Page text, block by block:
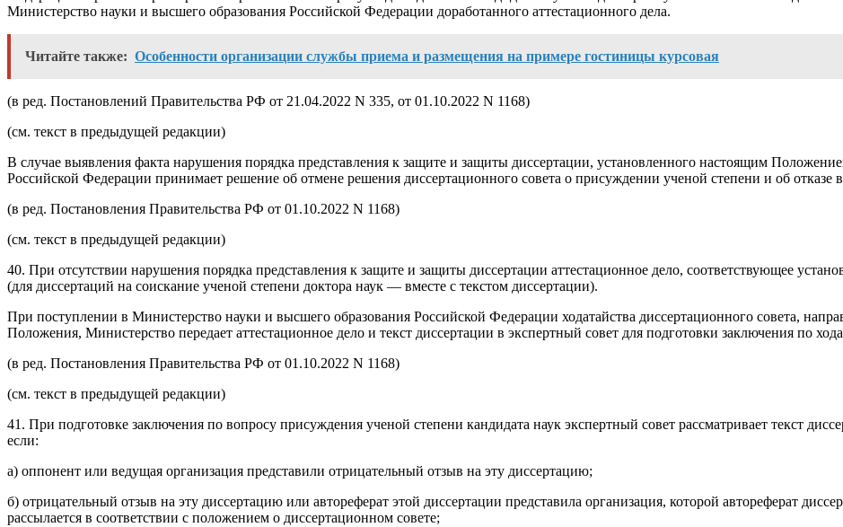
Министерство науки и высшего образования Российской Федерации доработанного аттестационного дела.
Читайте также: Особенности организации службы приема и размещения на примере гостиницы курсовая
(в ред. Постановлений Правительства РФ от 21.04.2022 N 335, от 01.10.2022 N 1168)
(см. текст в предыдущей редакции)
В случае выявления факта нарушения порядка представления к защите и защиты диссертации, установленного настоящим
Российской Федерации принимает решение об отмене решения диссертационного совета о присуждении ученой степени и об отказе
(в ред. Постановления Правительства РФ от 01.10.2022 N 1168)
(см. текст в предыдущей редакции)
40. При отсутствии нарушения порядка представления к защите и защиты диссертации аттестационное дело, соответствующее
(для диссертаций на соискание ученой степени доктора наук — вместе с текстом диссертации).
При поступлении в Министерство науки и высшего образования Российской Федерации ходатайства диссертационного совета,
Положения, Министерство передает аттестационное дело и текст диссертации в экспертный совет для подготовки заключения по
(в ред. Постановления Правительства РФ от 01.10.2022 N 1168)
(см. текст в предыдущей редакции)
41. При подготовке заключения по вопросу присуждения ученой степени кандидата наук экспертный совет рассматривает текст
если:
а) оппонент или ведущая организация представили отрицательный отзыв на эту диссертацию;
б) отрицательный отзыв на эту диссертацию или автореферат этой диссертации представила организация, которой автореферат
рассылается в соответствии с положением о диссертационном совете;